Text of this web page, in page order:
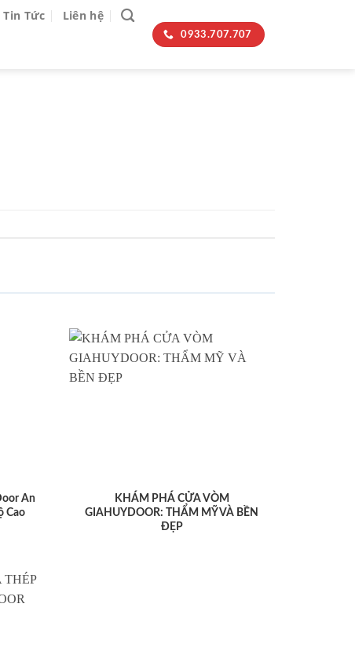
Tin Tức Liên hệ
0933.707.707
An
Cao
KHÁM PHÁ CỬA VÒM
GIAHUYDOOR: THẨM MỸ VÀ BỀN
ĐẸP